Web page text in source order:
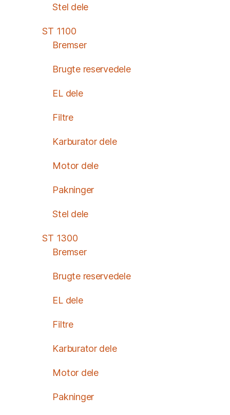
Stel dele
ST 1100
Bremser
Brugte reservedele
EL dele
Filtre
Karburator dele
Motor dele
Pakninger
Stel dele
ST 1300
Bremser
Brugte reservedele
EL dele
Filtre
Karburator dele
Motor dele
Pakninger